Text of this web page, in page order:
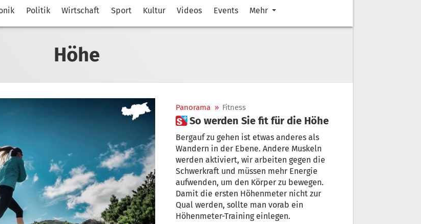
Politik Wirtschaft Sport Kultur Videos Events Mehr
Höhe
Panorama » Fitness
 So werden Sie fit für die Höhe
Bergauf zu gehen ist etwas anderes als
Wandern in der Ebene. Andere Muskeln
werden aktiviert, wir arbeiten gegen die
Schwerkraft und müssen mehr Energie
aufwenden, um den Körper zu bewegen.
Damit die ersten Höhenmeter nicht zur
Qual werden, sollte man vorab ein
Höhenmeter-Training einlegen.